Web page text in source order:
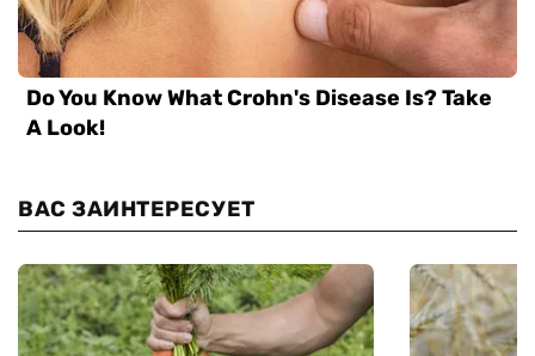
ВАС ЗАИНТЕРЕСУЕТ